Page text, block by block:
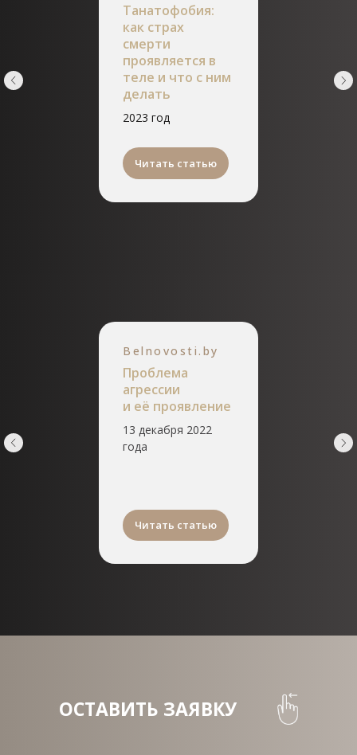
Танатофобия:
как страх
смерти
проявляется в
теле и что с ним
делать
2023 год
Читать статью
Belnovosti.by
Проблема
агрессии
и её проявление
13 декабря 2022
года
Читать статью
ОСТАВИТЬ ЗАЯВКУ